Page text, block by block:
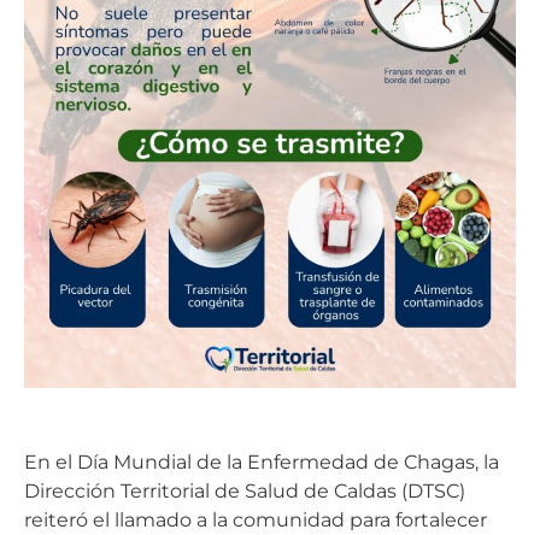
En el Día Mundial de la Enfermedad de Chagas, la
Dirección Territorial de Salud de Caldas (DTSC)
reiteró el llamado a la comunidad para fortalecer